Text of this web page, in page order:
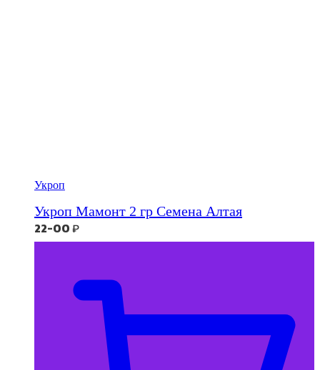
Укроп
Укроп Мамонт 2 гр Семена Алтая
22-00₽